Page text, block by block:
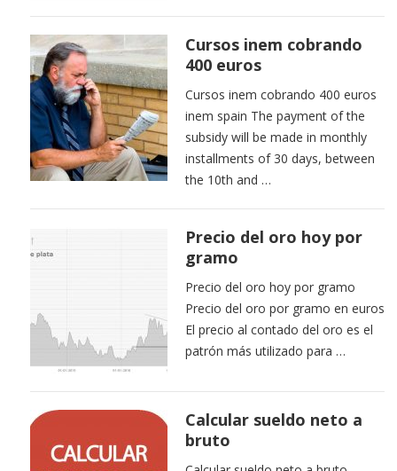
Cursos inem cobrando
400 euros
Cursos inem cobrando 400 euros
inem spain The payment of the
subsidy will be made in monthly
installments of 30 days, between
the 10th and …
Precio del oro hoy por
gramo
Precio del oro hoy por gramo
Precio del oro por gramo en euros
El precio al contado del oro es el
patrón más utilizado para …
Calcular sueldo neto a
bruto